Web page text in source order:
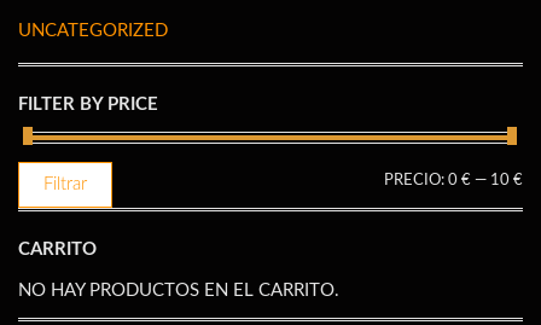
UNCATEGORIZED
FILTER BY PRICE
Filtrar PRECIO: 0 € — 10 €
CARRITO
NO HAY PRODUCTOS EN EL CARRITO.